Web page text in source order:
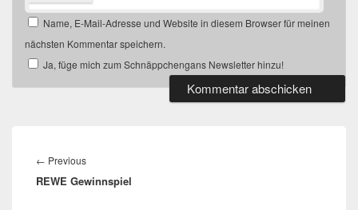
Name, E-Mail-Adresse und Website in diesem Browser für meinen
nächsten Kommentar speichern.
Ja, füge mich zum Schnäppchengans Newsletter hinzu!
← PreviousPrevious
post:
REWE Gewinnspiel